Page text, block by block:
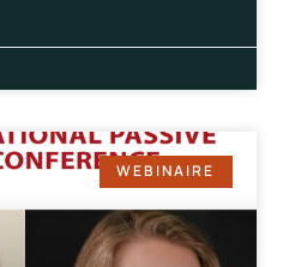
WEBINAIRE